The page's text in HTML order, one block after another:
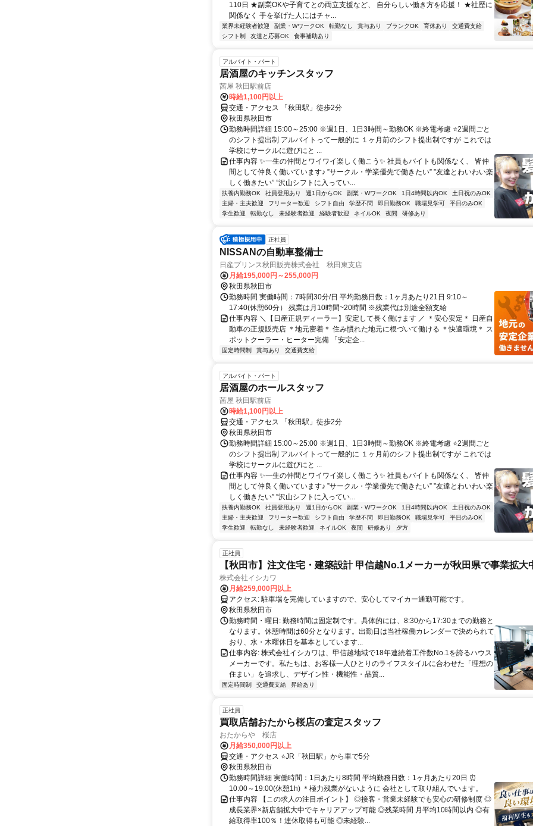
110日 ★副業OKや子育てとの両立支援など、 自分らしい働き方を応援！ ★社歴に
関係なく 手を挙げた人にはチャ...
業界未経験者歓迎 副業・WワークOK 転勤なし 賞与あり ブランクOK 育休あり
交通費支給
シフト制
友達と応募OK 食事補助あり
アルバイト・パート
居酒屋のキッチンスタッフ
茜屋 秋田駅前店
時給1,100円以上
交通・アクセス 「秋田駅」徒歩2分
秋田県秋田市
勤務時間詳細 15:00～25:00 ※週1日、1日3時間～勤務OK ※終電考慮 ⭐2週間ごと
のシフト提出制 アルバイトって一般的に １ヶ月前のシフト提出制ですが これでは
学校にサークルに遊びにと ...
仕事内容 ✨一生の仲間とワイワイ楽しく働こう✨ 社員もバイトも関係なく、 皆仲
間として仲良く働いています♪ ”サークル・学業優先で働きたい” ”友達とわいわい楽
しく働きたい” ”沢山シフトに入ってい...
扶養内勤務OK 社員登用あり 週1日からOK 副業・WワークOK 1日4時間以内OK
土日祝のみOK
主婦・主夫歓迎
フリーター歓迎 シフト自由 学歴不問 即日勤務OK 職場見学可
平日のみOK
学生歓迎
転勤なし 未経験者歓迎 経験者歓迎 ネイルOK 夜間 研修あり
正社員
NISSANの自動車整備士
日産プリンス秋田販売株式会社 秋田東支店
月給195,000円～255,000円
秋田県秋田市
勤務時間 実働時間：7時間30分/日 平均勤務日数：1ヶ月あたり21日 9:10～
17:40(休憩60分） 残業は月10時間~20時間 ※残業代は別途全額支給
仕事内容 ＼【日産正規ディーラー】安定して長く働けます ／ ＊安心安定＊ 日産自
動車の正規販売店 ＊地元密着＊ 住み慣れた地元に根づいて働ける ＊快適環境＊ ス
ポットクーラー・ヒーター完備 「安定企...
固定時間制 賞与あり 交通費支給
アルバイト・パート
居酒屋のホールスタッフ
茜屋 秋田駅前店
時給1,100円以上
交通・アクセス 「秋田駅」徒歩2分
秋田県秋田市
勤務時間詳細 15:00～25:00 ※週1日、1日3時間～勤務OK ※終電考慮 ⭐2週間ごと
のシフト提出制 アルバイトって一般的に １ヶ月前のシフト提出制ですが これでは
学校にサークルに遊びにと ...
仕事内容 ✨一生の仲間とワイワイ楽しく働こう✨ 社員もバイトも関係なく、 皆仲
間として仲良く働いています♪ ”サークル・学業優先で働きたい” ”友達とわいわい楽
しく働きたい” ”沢山シフトに入ってい...
扶養内勤務OK 社員登用あり 週1日からOK 副業・WワークOK 1日4時間以内OK
土日祝のみOK
主婦・主夫歓迎
フリーター歓迎 シフト自由 学歴不問 即日勤務OK 職場見学可
平日のみOK
学生歓迎
転勤なし 未経験者歓迎 ネイルOK 夜間 研修あり 夕方
正社員
【秋田市】注文住宅・建築設計 甲信越No.1メーカーが秋田県で事業拡大
株式会社イシカワ
月給259,000円以上
アクセス: 駐車場を完備していますので、安心してマイカー通勤可能です。
秋田県秋田市
勤務時間・曜日: 勤務時間は固定制です。具体的には、8:30から17:30までの勤務と
なります。休憩時間は60分となります。出勤日は当社稼働カレンダーで決められて
おり、水・木曜休日を基本としています...
仕事内容: 株式会社イシカワは、甲信越地域で18年連続着工件数No.1を誇るハウス
メーカーです。私たちは、お客様一人ひとりのライフスタイルに合わせた「理想の
住まい」を追求し、デザイン性・機能性・品質...
固定時間制 交通費支給 昇給あり
正社員
買取店舗おたから桜店の査定スタッフ
おたからや 桜店
月給350,000円以上
交通・アクセス ⭐JR「秋田駅」から車で5分
秋田県秋田市
勤務時間詳細 実働時間：1日あたり8時間 平均勤務日数：1ヶ月あたり20日 ⏰
10:00～19:00(休憩1h) ＊極力残業がないように 会社として取り組んでいます。
仕事内容 【この求人の注目ポイント】 ◎接客・営業未経験でも安心の研修制度 ◎
成長業界×新店舗拡大中でキャリアアップ可能 ◎残業時間 月平均10時間以内 ◎有
給取得率100％！連休取得も可能 ◎未経験...